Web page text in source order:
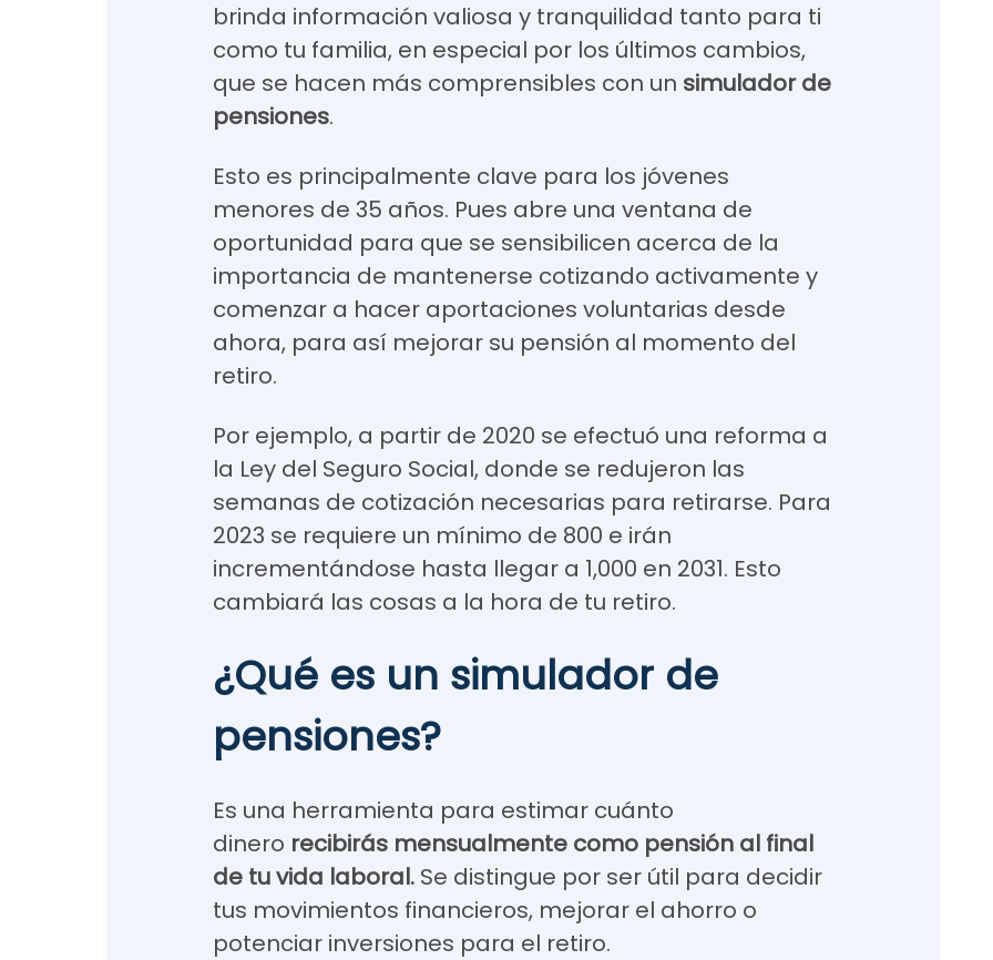
brinda información valiosa y tranquilidad tanto para ti
como tu familia, en especial por los últimos cambios,
que se hacen más comprensibles con un simulador de
pensiones.
Esto es principalmente clave para los jóvenes
menores de 35 años. Pues abre una ventana de
oportunidad para que se sensibilicen acerca de la
importancia de mantenerse cotizando activamente y
comenzar a hacer aportaciones voluntarias desde
ahora, para así mejorar su pensión al momento del
retiro.
Por ejemplo, a partir de 2020 se efectuó una reforma a
la Ley del Seguro Social, donde se redujeron las
semanas de cotización necesarias para retirarse. Para
2023 se requiere un mínimo de 800 e irán
incrementándose hasta llegar a 1,000 en 2031. Esto
cambiará las cosas a la hora de tu retiro.
¿Qué es un simulador de
pensiones?
Es una herramienta para estimar cuánto
dinero recibirás mensualmente como pensión al final
de tu vida laboral. Se distingue por ser útil para decidir
tus movimientos financieros, mejorar el ahorro o
potenciar inversiones para el retiro.